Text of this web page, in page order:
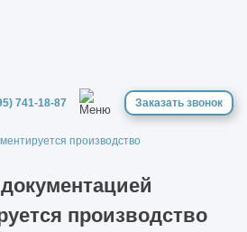
741-18-87 Заказать звонок
производство
производство